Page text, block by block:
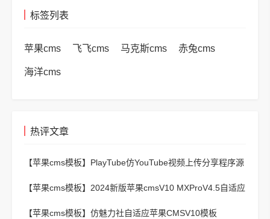
标签列表
苹果cms 飞飞cms 马克斯cms 赤兔cms
海洋cms
热评文章
【苹果cms模板】 PlayTube仿YouTube视频上传分享程序源
【苹果cms模板】 2024新版苹果cmsV10 MXProV4.5自适应
【苹果cms模板】 仿魅力社自适应苹果CMSV10模板